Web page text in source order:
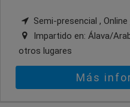
Semi-presencial ,
Impartido en: Álava/
otros lugares
Más